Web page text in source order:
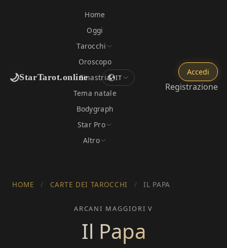
🌙StarTarot.online
Home
Oggi
Tarocchi
Oroscopo
Sinastria
Tema natale
Bodygraph
Star Pro
Altro
IT
Accedi
Registrazione
HOME / CARTE DEI TAROCCHI / IL PAPA
ARCANI MAGGIORI V
Il Papa